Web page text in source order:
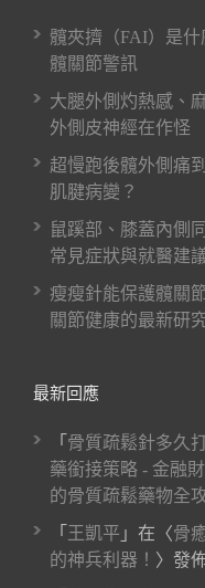
髖夾擠（FAI）是
髖關節警訊
大腿外側灼熱感、
外側皮神經在作怪
超慢跑後髖外側痛
肌腱病變？
鼠蹊部、膝蓋內側
常見症狀與就醫建
瘦瘦針能保護髖關
關節健康的最新研
最新回應
「 骨質疏鬆針多久
藥銜接策略 - 金融
的骨質疏鬆藥物全
「 王凱平 」在〈骨
的神兵利器！ 〉發